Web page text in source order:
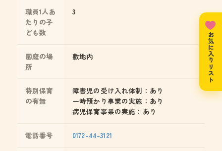
職員1人あ
たりの子
ども数
3
園庭の場
所
敷地内
特別保育
の有無
障害児の受け入れ体制：あり
一時預かり事業の実施：あり
病児保育事業の実施：あり
電話番号 0172-44-3121
お気に入りリスト